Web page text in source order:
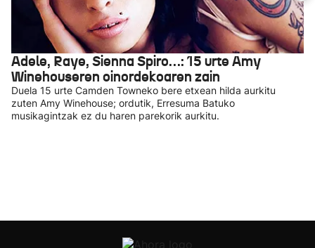
Adele, Raye, Sienna Spiro…: 15 urte Amy
Winehouseren oinordekoaren zain
Duela 15 urte Camden Towneko bere etxean hilda aurkitu
zuten Amy Winehouse; ordutik, Erresuma Batuko
musikagintzak ez du haren parekorik aurkitu.